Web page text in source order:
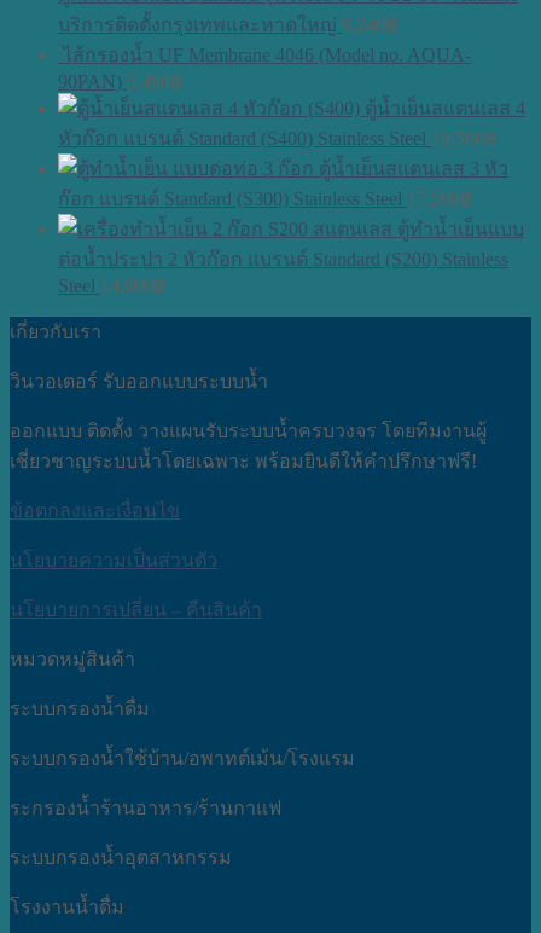
บริการติดตั้งกรุงเทพและหาดใหญ่ 9,240฿
ไส้กรองน้ำ UF Membrane 4046 (Model no. AQUA-
90PAN) 5,490฿
ตู้น้ำเย็นสแตนเลส 4
หัวก๊อก แบรนด์ Standard (S400) Stainless Steel 19,500฿
ตู้น้ำเย็นสแตนเลส 3 หัว
ก๊อก แบรนด์ Standard (S300) Stainless Steel 17,500฿
ตู้ทำน้ำเย็นแบบ
ต่อน้ำประปา 2 หัวก๊อก แบรนด์ Standard (S200) Stainless
Steel 14,900฿
เกี่ยวกับเรา
วินวอเตอร์ รับออกแบบระบบน้ำ
ออกแบบ ติดตั้ง วางแผนรับระบบน้ำครบวงจร โดยทีมงานผู้
เชี่ยวชาญระบบน้ำโดยเฉพาะ พร้อมยินดีให้คำปรึกษาฟรี!
ข้อตกลงและเงื่อนไข
นโยบายความเป็นส่วนตัว
นโยบายการเปลี่ยน – คืนสินค้า
หมวดหมู่สินค้า
ระบบกรองน้ำดื่ม
ระบบกรองน้ำใช้บ้าน/อพาทต์เม้น/โรงแรม
ระกรองน้ำร้านอาหาร/ร้านกาแฟ
ระบบกรองน้ำอุตสาหกรรม
โรงงานน้ำดื่ม